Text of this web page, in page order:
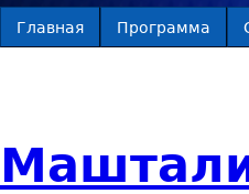
Главная Программа